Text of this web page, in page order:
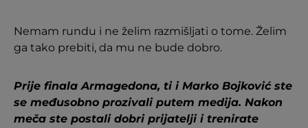
Nemam rundu i ne želim razmišljati o tome. Želim
ga tako prebiti, da mu ne bude dobro.
Prije finala Armagedona, ti i Marko Bojković ste
se međusobno prozivali putem medija. Nakon
meča ste postali dobri prijatelji i trenirate